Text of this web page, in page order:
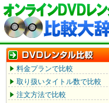
料金プランで比較
取り扱いタイトル数で比較
注文方法で比較